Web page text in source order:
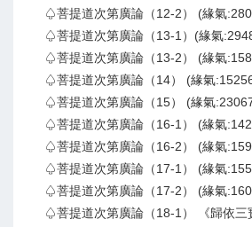
♤菩提道次第廣論（12-2） (緣氣
♤菩提道次第廣論（13-1）(緣氣
♤菩提道次第廣論（13-2） (緣氣
♤菩提道次第廣論（14） (緣氣
♤菩提道次第廣論（15） (緣氣
♤菩提道次第廣論（16-1） (緣氣
♤菩提道次第廣論（16-2） (緣氣
♤菩提道次第廣論（17-1） (緣氣
♤菩提道次第廣論（17-2） (緣氣
♤菩提道次第廣論（18-1） 《歸依三